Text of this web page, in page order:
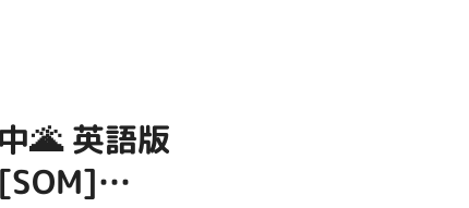
廻戦PLAZA
バーコネクトツー展
キッチンカースペース 出店
ンダー
りBBQビアガーデン 屋上
評営業中！
バシカメラ 平日限定1時
車サービス
ミアム駐車サービス [4～
門店対象]
🌋 英語版